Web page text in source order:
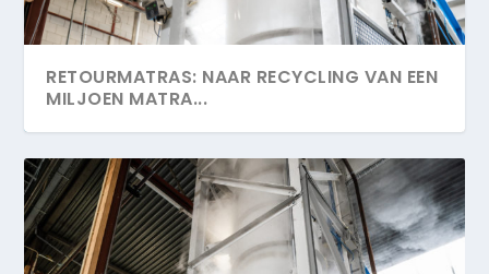
RETOURMATRAS: NAAR RECYCLING VAN EEN
MILJOEN MATRA...